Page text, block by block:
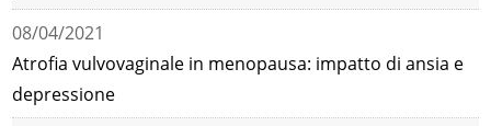
08/04/2021
Atrofia vulvovaginale in menopausa: impatto di ansia e
depressione